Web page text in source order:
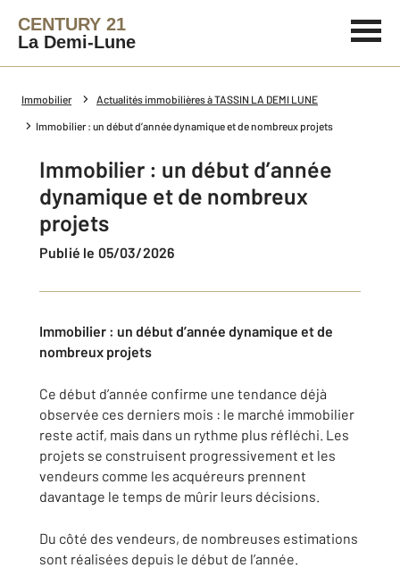
CENTURY 21
La Demi-Lune
Immobilier Actualités immobilières à TASSIN LA DEMI LUNE
Immobilier : un début d’année dynamique et de nombreux projets
Immobilier : un début d’année
dynamique et de nombreux
projets
Publié le 05/03/2026
Immobilier : un début d’année dynamique et de
nombreux projets
Ce début d’année confirme une tendance déjà
observée ces derniers mois : le marché immobilier
reste actif, mais dans un rythme plus réfléchi. Les
projets se construisent progressivement et les
vendeurs comme les acquéreurs prennent
davantage le temps de mûrir leurs décisions.
Du côté des vendeurs, de nombreuses estimations
sont réalisées depuis le début de l’année.